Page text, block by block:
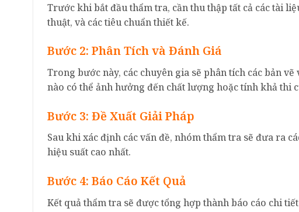
Trước khi bắt đầu thẩm tra, cần thu thập tất cả các tài
thuật, và các tiêu chuẩn thiết kế.
Bước 2: Phân Tích và Đánh Giá
Trong bước này, các chuyên gia sẽ phân tích các bản
nào có thể ảnh hưởng đến chất lượng hoặc tính khả thi
Bước 3: Đề Xuất Giải Pháp
Sau khi xác định các vấn đề, nhóm thẩm tra sẽ đưa ra
hiệu suất cao nhất.
Bước 4: Báo Cáo Kết Quả
Kết quả thẩm tra sẽ được tổng hợp thành báo cáo chi